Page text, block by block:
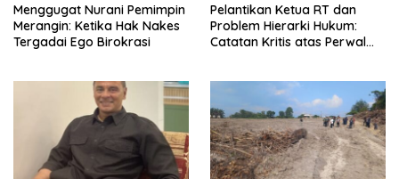
Menggugat Nurani Pemimpin
Merangin: Ketika Hak Nakes
Tergadai Ego Birokrasi
Pelantikan Ketua RT dan
Problem Hierarki Hukum:
Catatan Kritis atas Perwal